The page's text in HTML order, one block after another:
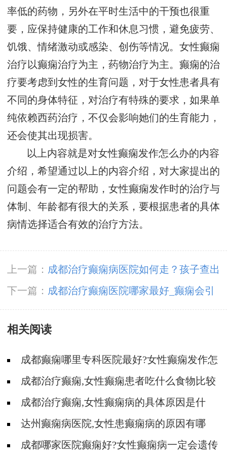
率低的药物，另外在平时生活中的干预也很重
要，应保持健康的工作和休息习惯，避免疲劳、
饥饿、情绪激动或感染、创伤等情况。女性癫痫
治疗以癫痫治疗为主，药物治疗为主。癫痫的治
疗要考虑到女性的生育问题，对于女性患者具有
不同的身体特征，对治疗有特殊的要求，如果单
纯依赖西药治疗，不仅会影响她们的生育能力，
还会使其出现损害。
以上内容就是对女性癫痫发作怎么办的内容
介绍，希望通过以上的内容介绍，对大家提出的
问题会有一定的帮助，女性癫痫发作时的治疗与
体制、年龄都有很大的关系，要根据患者的具体
病情选择适合有效的治疗方法。
上一篇： 成都治疗癫痫病医院如何走？孩子查出
有癫痫怎么办？
下一篇： 成都治疗癫痫医院哪家最好_癫痫会引
起其他的病吗?
相关阅读
成都癫痫哪里专科医院最好?女性癫痫发作怎
么应急处理?
成都治疗癫痫,女性癫痫患者吃什么食物比较
好?成都治疗癫痫,女性癫痫病的具体原因是什
么?达州癫痫病医院,女性患癫痫病的原因有哪
些?成都哪家医院癫痫好?女性癫痫病一定会遗传